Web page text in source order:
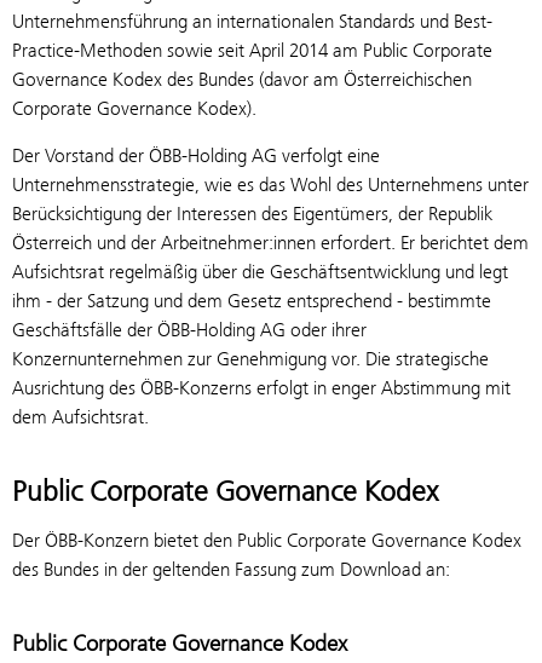
Unternehmensführung an internationalen Standards und Best-
Practice-Methoden sowie seit April 2014 am Public Corporate
Governance Kodex des Bundes (davor am Österreichischen
Corporate Governance Kodex).
Der Vorstand der ÖBB-Holding AG verfolgt eine
Unternehmensstrategie, wie es das Wohl des Unternehmens unter
Berücksichtigung der Interessen des Eigentümers, der Republik
Österreich und der Arbeitnehmer:innen erfordert. Er berichtet dem
Aufsichtsrat regelmäßig über die Geschäftsentwicklung und legt
ihm - der Satzung und dem Gesetz entsprechend - bestimmte
Geschäftsfälle der ÖBB-Holding AG oder ihrer
Konzernunternehmen zur Genehmigung vor. Die strategische
Ausrichtung des ÖBB-Konzerns erfolgt in enger Abstimmung mit
dem Aufsichtsrat.
Public Corporate Governance Kodex
Der ÖBB-Konzern bietet den Public Corporate Governance Kodex
des Bundes in der geltenden Fassung zum Download an:
Public Corporate Governance Kodex